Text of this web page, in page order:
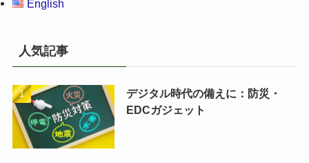
English
人気記事
デジタル時代の備えに：防災・
EDCガジェット